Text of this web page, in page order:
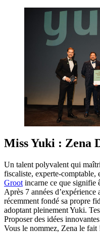
Miss Yuki : Zena
Un talent polyvalent qui
fiscaliste, experte-comptable,
Groot incarne ce que signifie
Après 7 années d’expérience
récemment fondé sa propre
adoptant pleinement Yuki.
Proposer des idées
Vous le nommez, Zena le